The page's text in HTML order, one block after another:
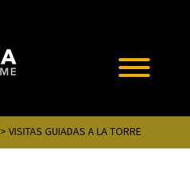
> VISITAS GUIADAS A LA TORRE